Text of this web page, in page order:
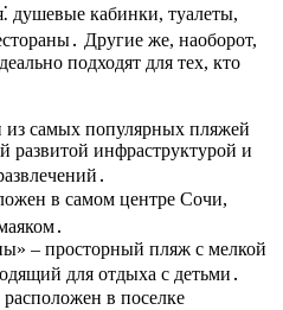
душевые кабинки, туалеты,
Другие же, наоборот,
подходят для тех, кто
самых популярных пляжей
развитой инфраструктурой и
в самом центре Сочи,
‒ просторный пляж с мелкой
для отдыха с детьми․
в поселке